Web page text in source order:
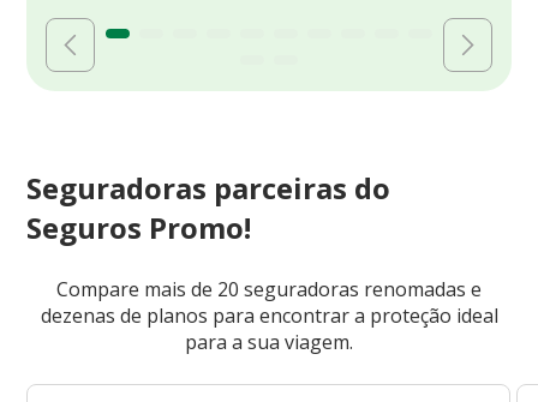
Seguradoras parceiras do
Seguros Promo!
Compare mais de 20 seguradoras renomadas e
dezenas de planos para encontrar a proteção ideal
para a sua viagem.